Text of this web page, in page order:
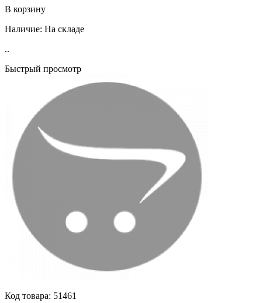
В корзину
Наличие: На складе
..
Быстрый просмотр
Код товара: 51461